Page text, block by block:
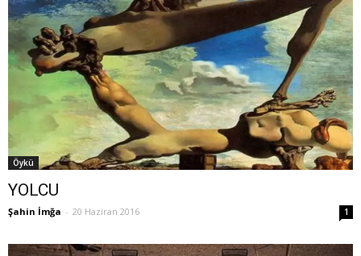
Öykü
YOLCU
Şahin İmğa - 20 Haziran 2016 1